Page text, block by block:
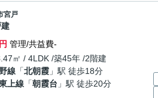
宮戸
管理/共益費-
㎡ / 4LDK /築45年 /2階建
線 「北朝霞 」駅 徒歩18分
上線 「朝霞台 」駅 徒歩20分